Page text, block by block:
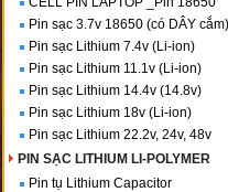
Pin sạc 3.7v 18650 (có DÂY cắm)
Pin sạc Lithium 7.4v (Li-ion)
Pin sạc Lithium 11.1v (Li-ion)
Pin sạc Lithium 14.4v (14.8v)
Pin sạc Lithium 18v (Li-ion)
Pin sạc Lithium 22.2v, 24v, 48v
PIN SẠC LITHIUM LI-POLYMER
Pin tụ Lithium Capacitor